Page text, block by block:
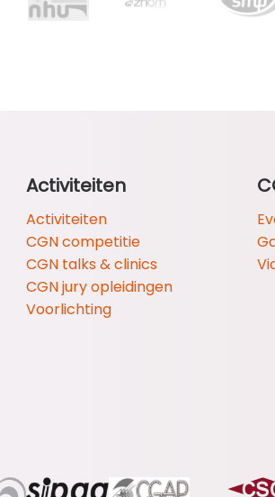
Activiteiten
Activiteiten
CGN competitie
CGN talks & clinics
CGN jury opleidingen
Voorlichting